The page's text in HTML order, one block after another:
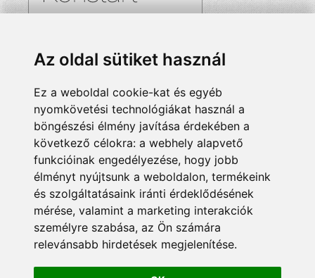
Az oldal sütiket használ
Ez a weboldal cookie-kat és egyéb
nyomkövetési technológiákat használ a
böngészési élmény javítása érdekében a
következő célokra: a webhely alapvető
funkcióinak engedélyezése, hogy jobb
élményt nyújtsunk a weboldalon, termékeink
és szolgáltatásaink iránti érdeklődésének
mérése, valamint a marketing interakciók
személyre szabása, az Ön számára
relevánsabb hirdetések megjelenítése.